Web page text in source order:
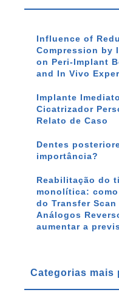
Influence of
Compression by
on Peri-Implant
and In Vivo
Implante
Cicatrizador
Relato de Caso
Dentes
importância?
Reabilitação do
monolítica:
do Transfer
Análogos
aumentar a
Categorias mais